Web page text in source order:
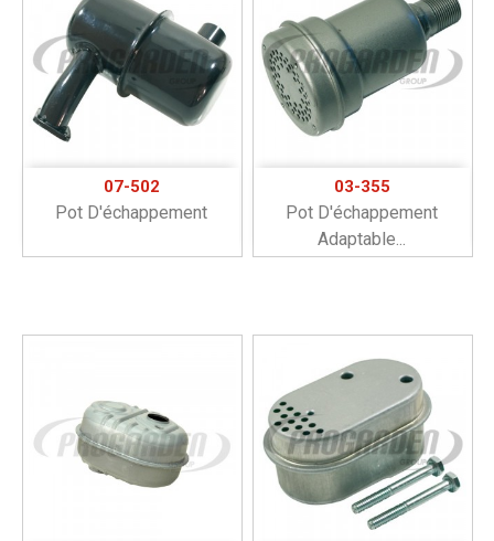
07-502
Pot D'échappement
03-355
Pot D'échappement
Adaptable...